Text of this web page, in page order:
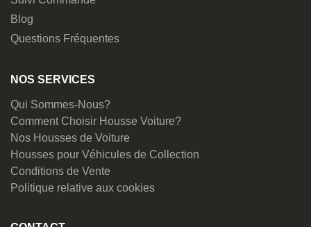
Blog
Questions Fréquentes
NOS SERVICES
Qui Sommes-Nous?
Comment Choisir Housse Voiture?
Nos Housses de Voiture
Housses pour Véhicules de Collection
Conditions de Vente
Politique relative aux cookies